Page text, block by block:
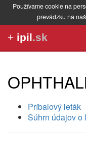
Používame cookie na
prevádzku na
+ ipil.sk
Príbalový leták
Súhrn údajov o